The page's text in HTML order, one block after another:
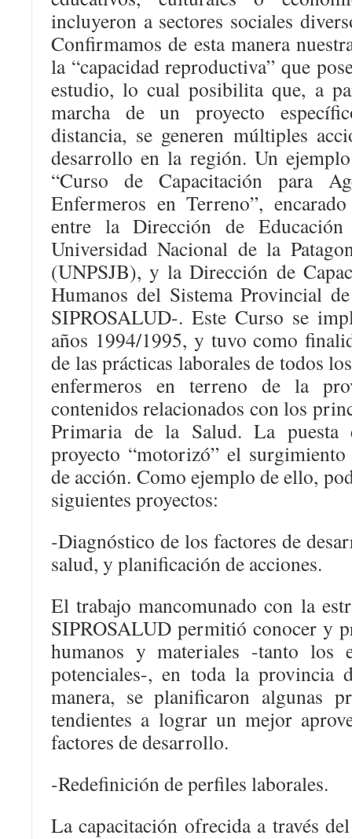
incluyeron a sectores sociales
Confirmamos de esta manera
la “capacidad reproductiva” que
estudio, lo cual posibilita que, a
marcha de un proyecto
distancia, se generen múltiples
desarrollo en la región. Un
“Curso de Capacitación para
Enfermeros en Terreno”,
entre la Dirección de
Universidad Nacional de la
(UNPSJB), y la Dirección de
Humanos del Sistema Provincial
SIPROSALUD-. Este Curso se
años 1994/1995, y tuvo como
de las prácticas laborales de todos
enfermeros en terreno de la
contenidos relacionados con los
Primaria de la Salud. La puesta
proyecto “motorizó” el
de acción. Como ejemplo de ello,
siguientes proyectos:
-Diagnóstico de los factores de
salud, y planificación de acciones.
El trabajo mancomunado con la
SIPROSALUD permitió conocer y
humanos y materiales -tanto los
potenciales-, en toda la provincia
manera, se planificaron algunas
tendientes a lograr un mejor
factores de desarrollo.
-Redefinición de perfiles laborales.
La capacitación ofrecida a través